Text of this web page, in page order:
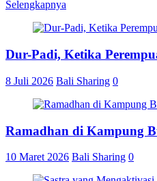
Share
Selengkapnya
Dur-Padi, Ketika
8 Juli 2026 Bali Sharing 0
Ramadhan di Kampung
10 Maret 2026 Bali Sharing 0